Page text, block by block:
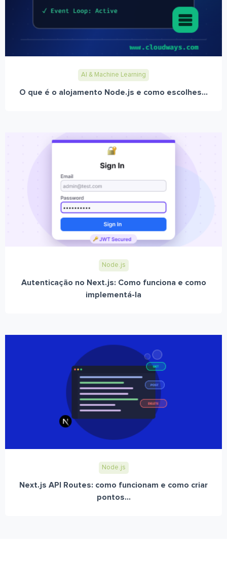
AI & Machine Learning
O que é o alojamento Node.js e como escolhes...
Node.js
Autenticação no Next.js: Como funciona e como
implementá-la
Node.js
Next.js API Routes: como funcionam e como criar
pontos...